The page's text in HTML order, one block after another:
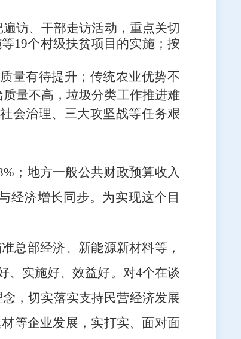
遍访、干部走访活动 ，重点关切
19个村级扶贫项目 的实施；按
量有待提升；传统农业优势不
量不高，垃圾分类工作推进难
社会治理、 三大攻坚战等任务艰
；地方一般公共财政预算收入
经济增长同步。 为实现这个目
总部经济、 新能源新材料等，
、实施好、效益好。对4个在谈
念，切实落实支持民营经济发展
等企业发展， 实打实、面对面